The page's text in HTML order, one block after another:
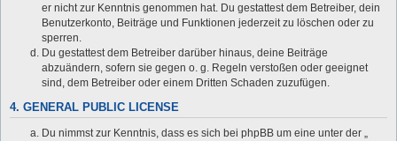
er nicht zur Kenntnis genommen hat. Du gestattest dem Betreiber, dein
Benutzerkonto, Beiträge und Funktionen jederzeit zu löschen oder zu
sperren.
Du gestattest dem Betreiber darüber hinaus, deine Beiträge
abzuändern, sofern sie gegen o. g. Regeln verstoßen oder geeignet
sind, dem Betreiber oder einem Dritten Schaden zuzufügen.
4. GENERAL PUBLIC LICENSE
Du nimmst zur Kenntnis, dass es sich bei phpBB um eine unter der „